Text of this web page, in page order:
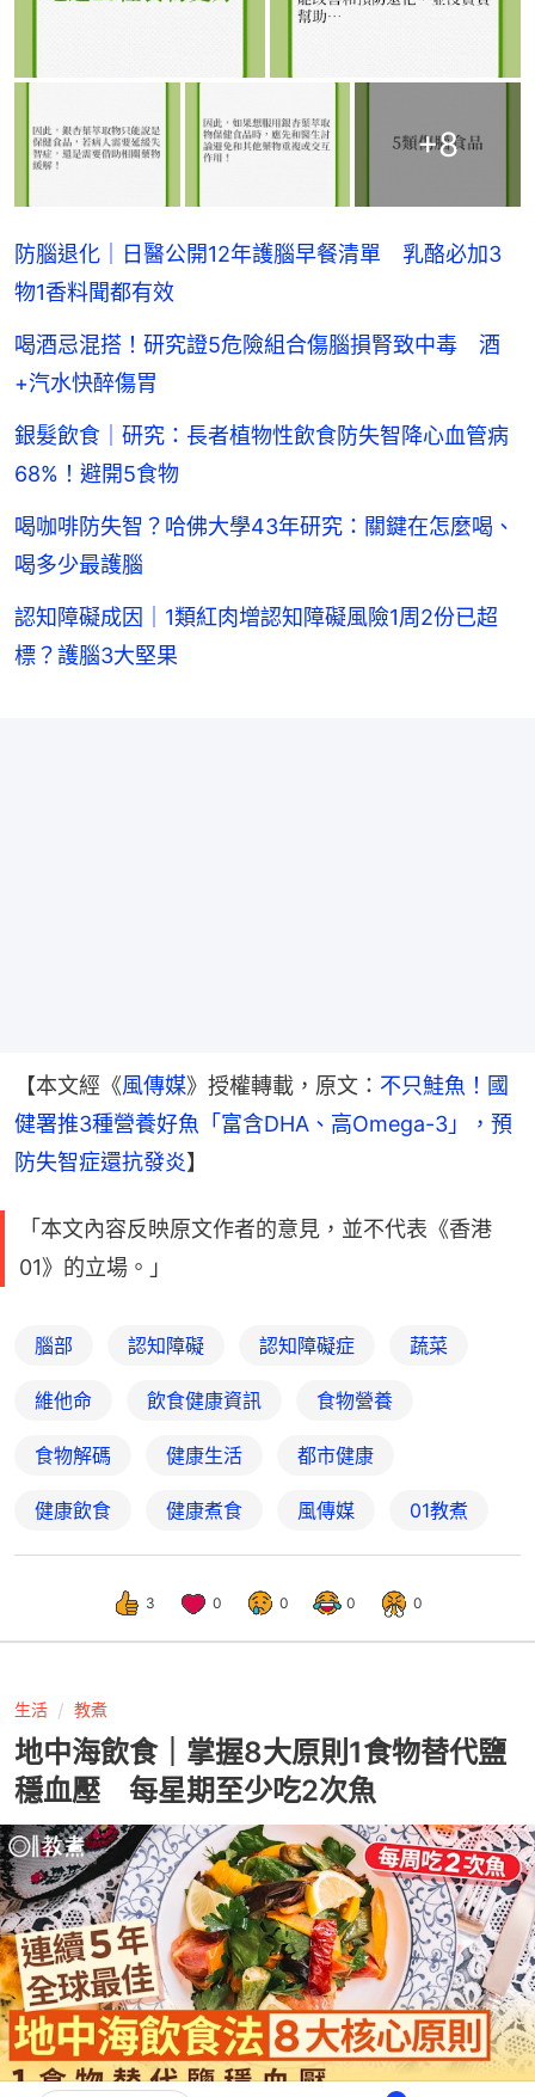
+8
防腦退化｜日醫公開12年護腦早餐清單 乳酪必加3
物1香料聞都有效
喝酒忌混搭！研究證5危險組合傷腦損腎致中毒 酒
+汽水快醉傷胃
銀髮飲食｜研究：長者植物性飲食防失智降心血管病
68%！避開5食物
喝咖啡防失智？哈佛大學43年研究：關鍵在怎麼喝、
喝多少最護腦
認知障礙成因｜1類紅肉增認知障礙風險1周2份已超
標？護腦3大堅果
【本文經《風傳媒》授權轉載，原文： 不只鮭魚！國
健署推3種營養好魚「富含DHA、高Omega-3」，預
防失智症還抗發炎】
「本文內容反映原文作者的意見，並不代表《香港
01》的立場。」
腦部 認知障礙 認知障礙症 蔬菜
維他命 飲食健康資訊 食物營養
食物解碼 健康生活 都市健康
健康飲食 健康煮食 風傳媒 01教煮
3 0 0 0 0
生活 教煮
地中海飲食｜掌握8大原則1食物替代鹽
穩血壓 每星期至少吃2次魚